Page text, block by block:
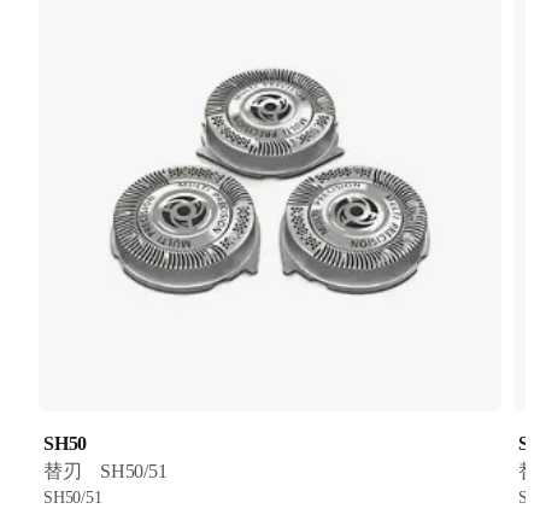
SH50
替刃 SH50/51
SH50/51